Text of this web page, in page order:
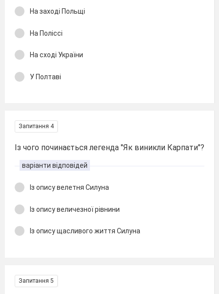
На заході Польщі
На Поліссі
На сході України
У Полтаві
Запитання 4
Із чого починається легенда "Як виникли Карпати"?
варіанти відповідей
Із опису велетня Силуна
Із опису величезної рівнини
Із опису щасливого життя Силуна
Запитання 5